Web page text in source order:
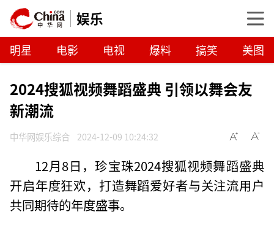
娱乐
明星 电影 电视 爆料 搞笑 美图
2024搜狐视频舞蹈盛典 引领以舞会友
新潮流
中华网娱乐综合 2024-12-09 10:24:32
12月8日，珍宝珠2024搜狐视频舞蹈盛典
开启年度狂欢，打造舞蹈爱好者与关注流用户
共同期待的年度盛事。